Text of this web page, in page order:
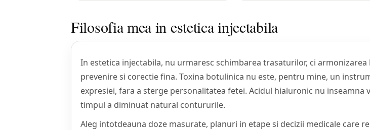
Filosofia mea in estetica injectabila
In estetica injectabila, nu urmaresc schimbarea trasaturilor, ci
prevenire si corectie fina. Toxina botulinica nu este, pentru mine, un
expresiei, fara a sterge personalitatea fetei. Acidul hialuronic nu
timpul a diminuat natural contururile.
Aleg intotdeauna doze masurate, planuri in etape si decizii medicale care